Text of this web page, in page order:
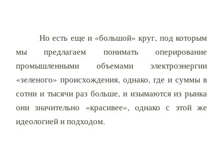
Но есть еще и «большой» круг, под которым
мы предлагаем понимать оперирование
промышленными объемами электроэнергии
«зеленого» происхождения, однако, где и суммы в
сотни и тысячи раз больше, и изымаются из рынка
они значительно «красивее», однако с этой же
идеологией и подходом.